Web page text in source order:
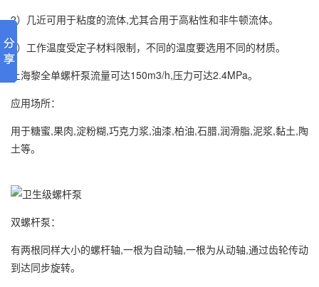
2）几近可用于粘度的流体,尤其合用于高粘性和非牛顿流体。
3）工作温度受定子材料限制，不同的温度要选用不同的材质。
上海黎全单螺杆泵流量可达150m3/h,压力可达2.4MPa。
应用场所：
用于糖蜜,果肉,淀粉糊,巧克力浆,油漆,柏油,石腊,润滑脂,泥浆,黏土,陶
土等。
双螺杆泵：
有两根同样大小的螺杆轴,一根为自动轴,一根为从动轴,通过齿轮传动
到达同步旋转。